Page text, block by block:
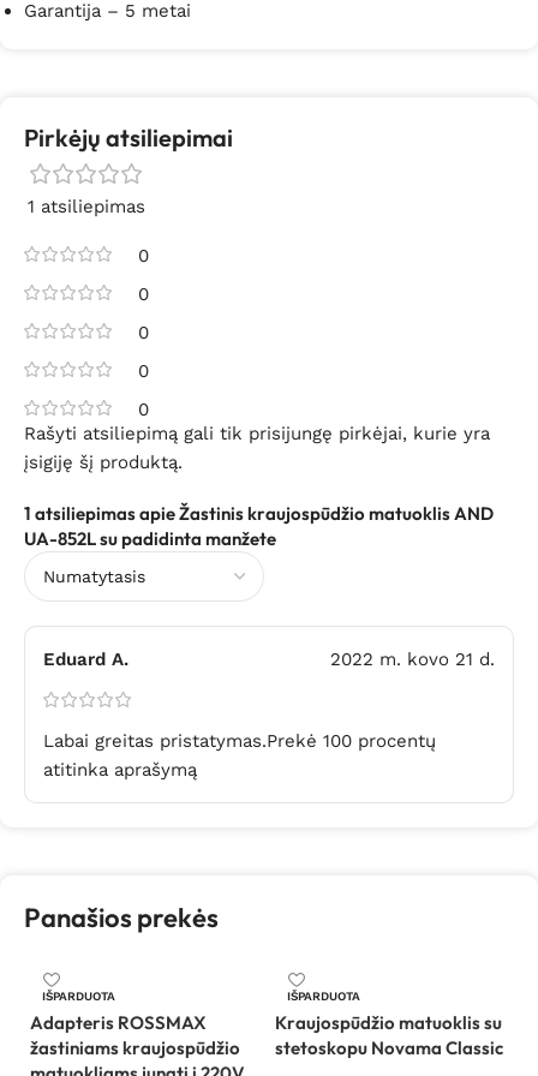
Garantija – 5 metai
Pirkėjų atsiliepimai
1 atsiliepimas
0
0
0
0
0
1 atsiliepimas apieŽastinis kraujospūdžio matuoklis AND
UA-852L su padidinta manžete
Eduard A. 2022 m. kovo 21 d.
Labai greitas pristatymas.Prekė 100 procentų
atitinka aprašymą
Rašyti atsiliepimą gali tik prisijungę pirkėjai, kurie yra
įsigiję šį produktą.
Panašios prekės
IŠPARDUOTA
Adapteris ROSSMAX
žastiniams kraujospūdžio
IŠPARDUOTA
Kraujospūdžio matuoklis su
stetoskopu Novama Classic